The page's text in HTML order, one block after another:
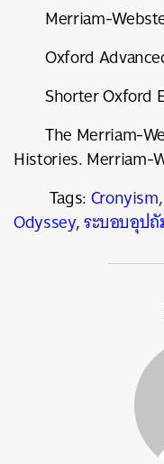
Merriam-
Oxford
Shorter Oxford
The Merriam-
Histories. Merriam-
Tags:Cronyism
Odyssey,ระบอบอุป